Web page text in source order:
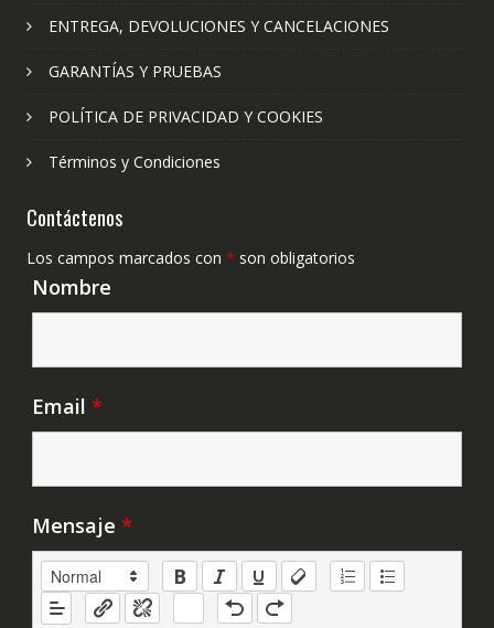
ENTREGA, DEVOLUCIONES Y CANCELACIONES
GARANTÍAS Y PRUEBAS
POLÍTICA DE PRIVACIDAD Y COOKIES
Términos y Condiciones
Contáctenos
Los campos marcados con * son obligatorios
Nombre
Email *
Mensaje *